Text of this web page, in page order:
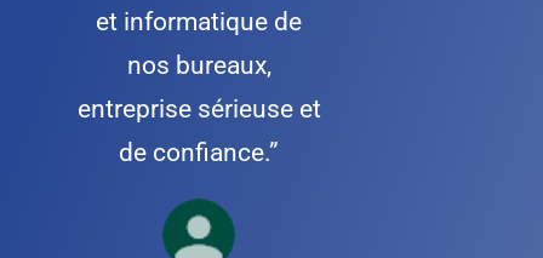
et informatique de
nos bureaux,
entreprise sérieuse et
de confiance.”